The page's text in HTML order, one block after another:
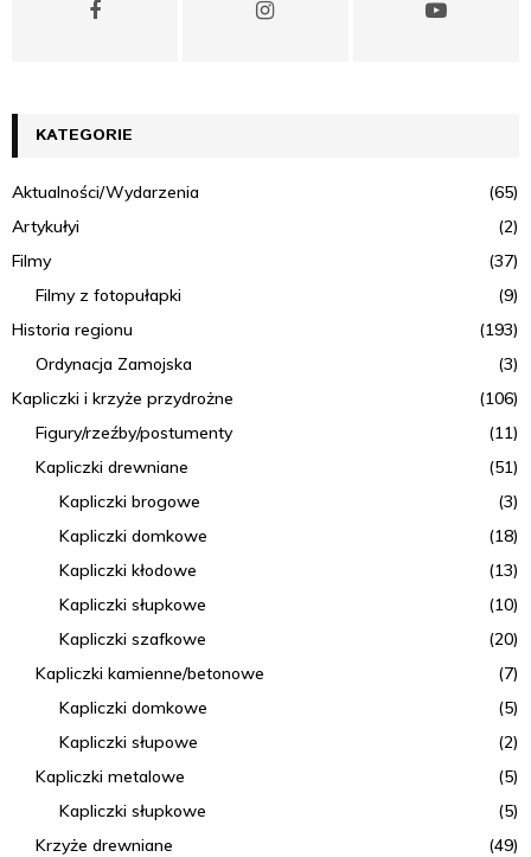
c
j
a
p
o
w
i
KATEGORIE
Aktualności/Wydarzenia
(65)
Artykułyi
(2)
Filmy
(37)
Filmy z fotopułapki
(9)
Historia regionu
(193)
Ordynacja Zamojska
(3)
Kapliczki i krzyże przydrożne
(106)
Figury/rzeźby/postumenty
(11)
Kapliczki drewniane
(51)
Kapliczki brogowe
(3)
Kapliczki domkowe
(18)
Kapliczki kłodowe
(13)
Kapliczki słupkowe
(10)
Kapliczki szafkowe
(20)
Kapliczki kamienne/betonowe
(7)
Kapliczki domkowe
(5)
Kapliczki słupowe
(2)
Kapliczki metalowe
(5)
Kapliczki słupkowe
(5)
Krzyże drewniane
(49)